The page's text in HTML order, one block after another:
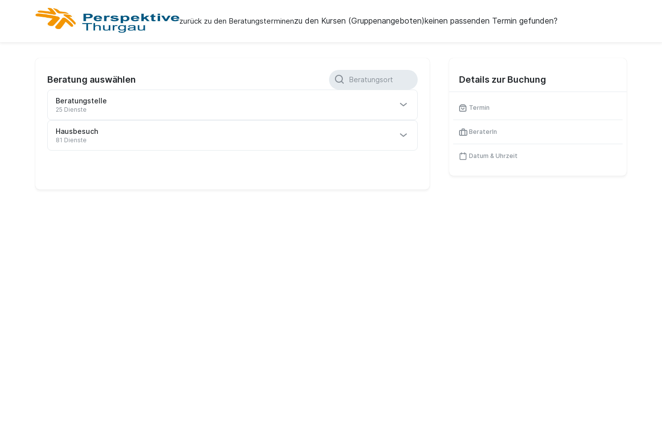
zurück zu den Beratungsterminenzu den Kursen (Gruppenangeboten)keinen passenden Termin gefunden?
Beratung auswählen
Beratungstelle
25 Dienste
Hausbesuch
81 Dienste
Details zur Buchung
Termin
BeraterIn
Datum & Uhrzeit